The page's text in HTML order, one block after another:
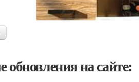
обновления на сайте: